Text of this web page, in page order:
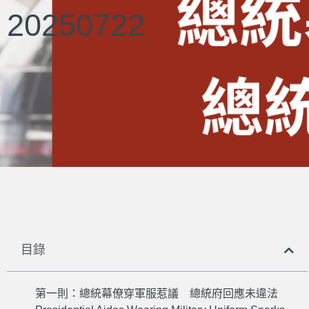
20250722
目錄
第一則：總統幕僚穿軍服惹議 總統府回應未違法